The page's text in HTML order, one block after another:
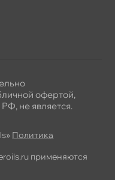
Политика
применяются
офертой,
не является.